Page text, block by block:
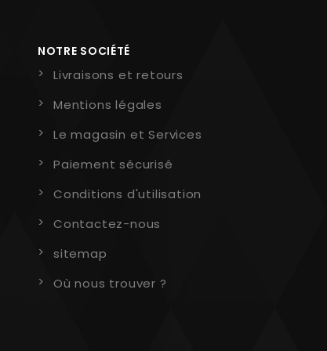
NOTRE SOCIÉTÉ
Livraisons et retours
Mentions légales
Le magasin et Services
Paiement sécurisé
Conditions d'utilisation
Contactez-nous
sitemap
Où nous trouver ?